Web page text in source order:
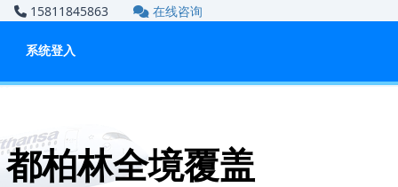
15811845863 在线咨询
系统登入
柏林全境覆盖